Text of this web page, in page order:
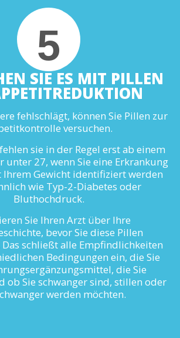
5
SIE ES MIT PILLEN
fehlschlägt, können Sie Pillen zur
versuchen.
sie in der Regel erst ab einem
unter 27, wenn Sie eine Erkrankung
Ihrem Gewicht identifiziert werden
wie Typ-2-Diabetes oder
Bluthochdruck.
Sie Ihren Arzt über Ihre
bevor Sie diese Pillen
schließt alle Empfindlichkeiten
Bedingungen ein, die Sie
die Sie
ob Sie schwanger sind, stillen oder
werden möchten.